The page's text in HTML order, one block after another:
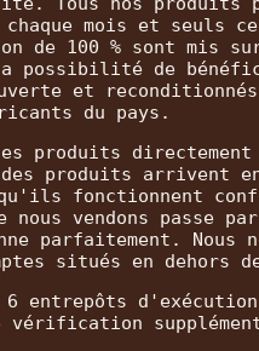
mois et seuls
de 100 % sont mis
la possibilité de
et
du pays.
produits directement
produits arrivent en
fonctionnent
vendons passe
Nous ne
situés en dehors
entrepôts
vérification